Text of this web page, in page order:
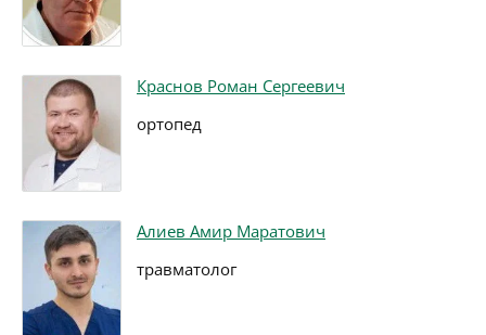
Краснов Роман Сергеевич
ортопед
Алиев Амир Маратович
травматолог